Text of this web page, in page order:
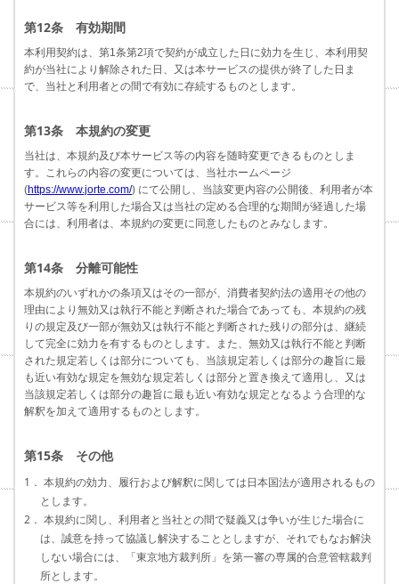
第12条 有効期間
本利用契約は、第1条第2項で契約が成立した日に効力を生じ、本利用契
約が当社により解除された日、又は本サービスの提供が終了した日ま
で、当社と利用者との間で有効に存続するものとします。
第13条 本規約の変更
当社は、本規約及び本サービス等の内容を随時変更できるものとしま
す。これらの内容の変更については、当社ホームページ
(https://www.jorte.com/) にて公開し、当該変更内容の公開後、利用者が本
サービス等を利用した場合又は当社の定める合理的な期間が経過した場
合には、利用者は、本規約の変更に同意したものとみなします。
第14条 分離可能性
本規約のいずれかの条項又はその一部が、消費者契約法の適用その他の
理由により無効又は執行不能と判断された場合であっても、本規約の残
りの規定及び一部が無効又は執行不能と判断された残りの部分は、継続
して完全に効力を有するものとします。また、無効又は執行不能と判断
された規定若しくは部分についても、当該規定若しくは部分の趣旨に最
も近い有効な規定を無効な規定若しくは部分と置き換えて適用し、又は
当該規定若しくは部分の趣旨に最も近い有効な規定となるよう合理的な
解釈を加えて適用するものとします。
第15条 その他
1． 本規約の効力、履行および解釈に関しては日本国法が適用されるもの
とします。
2． 本規約に関し、利用者と当社との間で疑義又は争いが生じた場合に
は、誠意を持って協議し解決することとしますが、それでもなお解決
しない場合には、「東京地方裁判所」を第一審の専属的合意管轄裁判
所とします。